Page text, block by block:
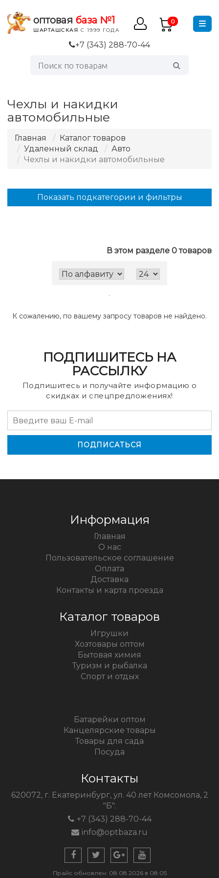
оптовая база №1
ШАРТАШСКАЯ С 1999 ГОДА
0
+7 (343) 288-70-44
Чехлы и накидки
автомобильные
Главная
Каталог товаров
Удаленный склад
Авто
Чехлы и накидки автомобильные
В этом разделе 0 товаров
К сожалению, по вашему запросу товаров не найдено.
Показать подкатегории и фильтры
ПОДПИШИТЕСЬ НА
РАССЫЛКУ
Подпишитесь и получайте информацию о
скидках и спецпредложениях!
Информация
Главная
О нас
Пользовательское соглашение
Оплата
Доставка
Контакты и карта проезда
Каталог товаров
Игрушки
Хозтовары оптом
Бытовая химия
Туризм и рыбалка
Спорт и отдых
Батарейки оптом
Канцелярские товары
Товары для сада
Посуда
Контакты
620072, г. Екатеринбург, ул. 40 лет Комсомола, 2
"Б".
+7 (343) 288-70-44
info@optbaza.ru
Прайс обновлен: 08.08.2026 в 08:05